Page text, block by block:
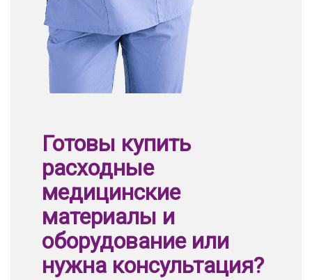
Готовы купить
расходные
медицинские
материалы и
оборудование или
нужна консультация?